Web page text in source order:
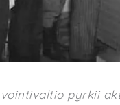
pyrkii